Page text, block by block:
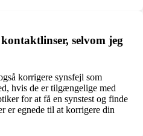
selvom jeg
korrigere synsfejl som
hvis de er tilgængelige med
for at få en synstest og finde
er egnede til at korrigere din